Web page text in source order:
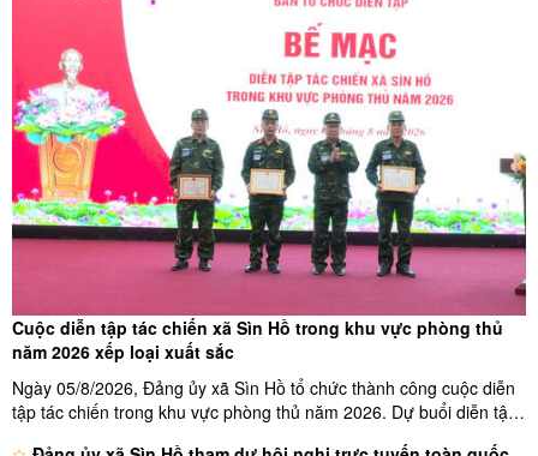
Cuộc diễn tập tác chiến xã Sìn Hồ trong khu vực phòng thủ
năm 2026 xếp loại xuất sắc
Ngày 05/8/2026, Đảng ủy xã Sìn Hồ tổ chức thành công cuộc diễn
tập tác chiến trong khu vực phòng thủ năm 2026. Dự buổi diễn tập